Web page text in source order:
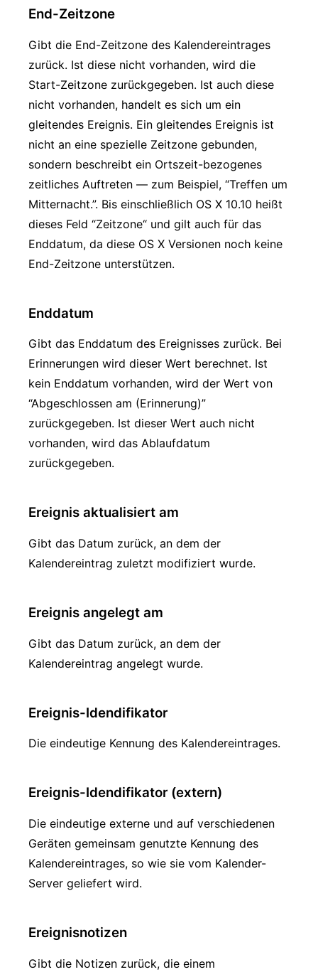
End-Zeitzone
Gibt die End-Zeitzone des Kalendereintrages
zurück. Ist diese nicht vorhanden, wird die
Start-Zeitzone zurückgegeben. Ist auch diese
nicht vorhanden, handelt es sich um ein
gleitendes Ereignis. Ein gleitendes Ereignis ist
nicht an eine spezielle Zeitzone gebunden,
sondern beschreibt ein Ortszeit-bezogenes
zeitliches Auftreten — zum Beispiel, “Treffen um
Mitternacht.”. Bis einschließlich OS X 10.10 heißt
dieses Feld “Zeitzone“ und gilt auch für das
Enddatum, da diese OS X Versionen noch keine
End-Zeitzone unterstützen.
Enddatum
Gibt das Enddatum des Ereignisses zurück. Bei
Erinnerungen wird dieser Wert berechnet. Ist
kein Enddatum vorhanden, wird der Wert von
“Abgeschlossen am (Erinnerung)”
zurückgegeben. Ist dieser Wert auch nicht
vorhanden, wird das Ablaufdatum
zurückgegeben.
Ereignis aktualisiert am
Gibt das Datum zurück, an dem der
Kalendereintrag zuletzt modifiziert wurde.
Ereignis angelegt am
Gibt das Datum zurück, an dem der
Kalendereintrag angelegt wurde.
Ereignis-Idendifikator
Die eindeutige Kennung des Kalendereintrages.
Ereignis-Idendifikator (extern)
Die eindeutige externe und auf verschiedenen
Geräten gemeinsam genutzte Kennung des
Kalendereintrages, so wie sie vom Kalender-
Server geliefert wird.
Ereignisnotizen
Gibt die Notizen zurück, die einem